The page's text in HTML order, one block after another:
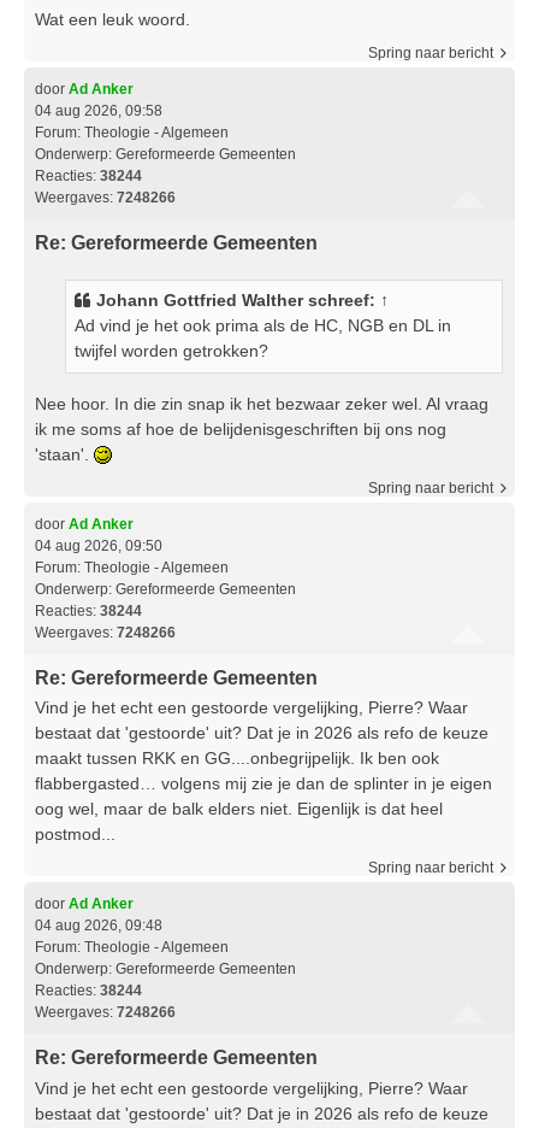
Wat een leuk woord.
Spring naar bericht
door Ad Anker
04 aug 2026, 09:58
Forum: Theologie - Algemeen
Onderwerp: Gereformeerde Gemeenten
Reacties: 38244
Weergaves: 7248266
Re: Gereformeerde Gemeenten
Johann Gottfried Waltherschreef: ↑
Ad vind je het ook prima als de HC, NGB en DL in
twijfel worden getrokken?
Nee hoor. In die zin snap ik het bezwaar zeker wel. Al vraag
ik me soms af hoe de belijdenisgeschriften bij ons nog
'staan'.
Spring naar bericht
door Ad Anker
04 aug 2026, 09:50
Forum: Theologie - Algemeen
Onderwerp: Gereformeerde Gemeenten
Reacties: 38244
Weergaves: 7248266
Re: Gereformeerde Gemeenten
Vind je het echt een gestoorde vergelijking, Pierre? Waar
bestaat dat 'gestoorde' uit? Dat je in 2026 als refo de keuze
maakt tussen RKK en GG....onbegrijpelijk. Ik ben ook
flabbergasted… volgens mij zie je dan de splinter in je eigen
oog wel, maar de balk elders niet. Eigenlijk is dat heel
postmod...
Spring naar bericht
door Ad Anker
04 aug 2026, 09:48
Forum: Theologie - Algemeen
Onderwerp: Gereformeerde Gemeenten
Reacties: 38244
Weergaves: 7248266
Re: Gereformeerde Gemeenten
Vind je het echt een gestoorde vergelijking, Pierre? Waar
bestaat dat 'gestoorde' uit? Dat je in 2026 als refo de keuze